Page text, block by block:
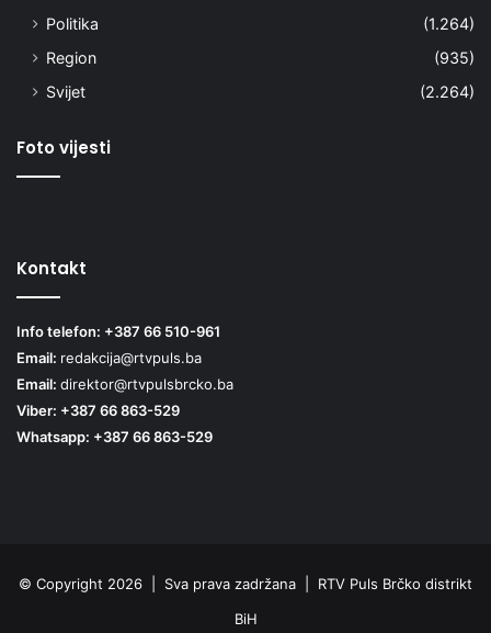
Politika
(1.264)
Region
(935)
Svijet
(2.264)
Foto vijesti
Kontakt
Info telefon: +387 66 510-961
Email: redakcija@rtvpuls.ba
Email: direktor@rtvpulsbrcko.ba
Viber: +387 66 863-529
Whatsapp: +387 66 863-529
© Copyright 2026 | Sva prava zadržana | RTV Puls Brčko distrikt
BiH